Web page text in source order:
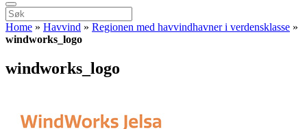
Home » Havvind » Regionen med havvindhavner i verdensklasse »
windworks_logo
windworks_logo